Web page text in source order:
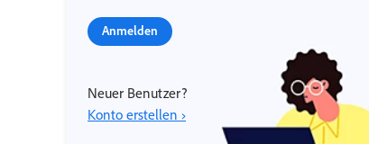
Anmelden
Neuer Benutzer?
Konto erstellen ›